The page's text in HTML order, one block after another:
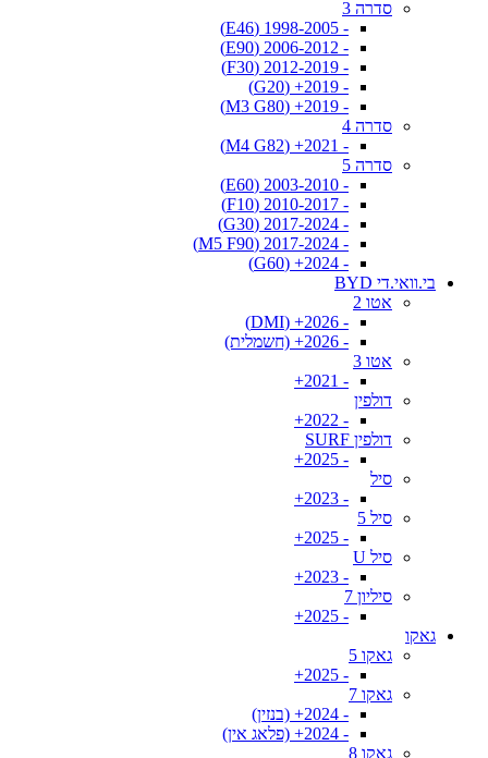
סדרה 3
- 1998-2005 (E46)
- 2006-2012 (E90)
- 2012-2019 (F30)
- 2019+ (G20)
- 2019+ (M3 G80)
סדרה 4
- 2021+ (M4 G82)
סדרה 5
- 2003-2010 (E60)
- 2010-2017 (F10)
- 2017-2024 (G30)
- 2017-2024 (M5 F90)
- 2024+ (G60)
בי.וואי.די BYD
אטו 2
- 2026+ (DMI)
- 2026+ (חשמלית)
אטו 3
- 2021+
דולפין
- 2022+
דולפין SURF
- 2025+
סיל
- 2023+
סיל 5
- 2025+
סיל U
- 2023+
סיליון 7
- 2025+
גאקו
גאקו 5
- 2025+
גאקו 7
- 2024+ (בנזין)
- 2024+ (פלאג אין)
גאקו 8